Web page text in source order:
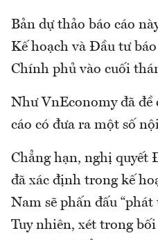
Bản dự thảo báo cáo
Kế hoạch và Đầu tư
Chính phủ vào cuối
Như VnEconomy đã đề
cáo có đưa ra một số
Chẳng hạn, nghị quyết
đã xác định trong kế
Nam sẽ phấn đấu
Tuy nhiên, xét trong